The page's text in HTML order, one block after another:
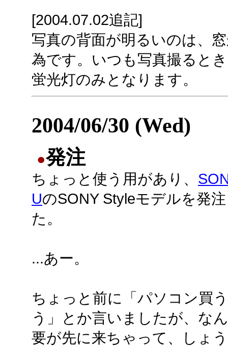
[2004.07.02追記]
写真の背面が明るいのは、
為です。いつも写真撮ると
蛍光灯のみとなります。
2004/06/30 (Wed)
●発注
ちょっと使う用があり、
UのSONY Styleモデルを発
た。
...あー。
ちょっと前に「パソコン買
う」とか言いましたが、な
要が先に来ちゃって、しょ